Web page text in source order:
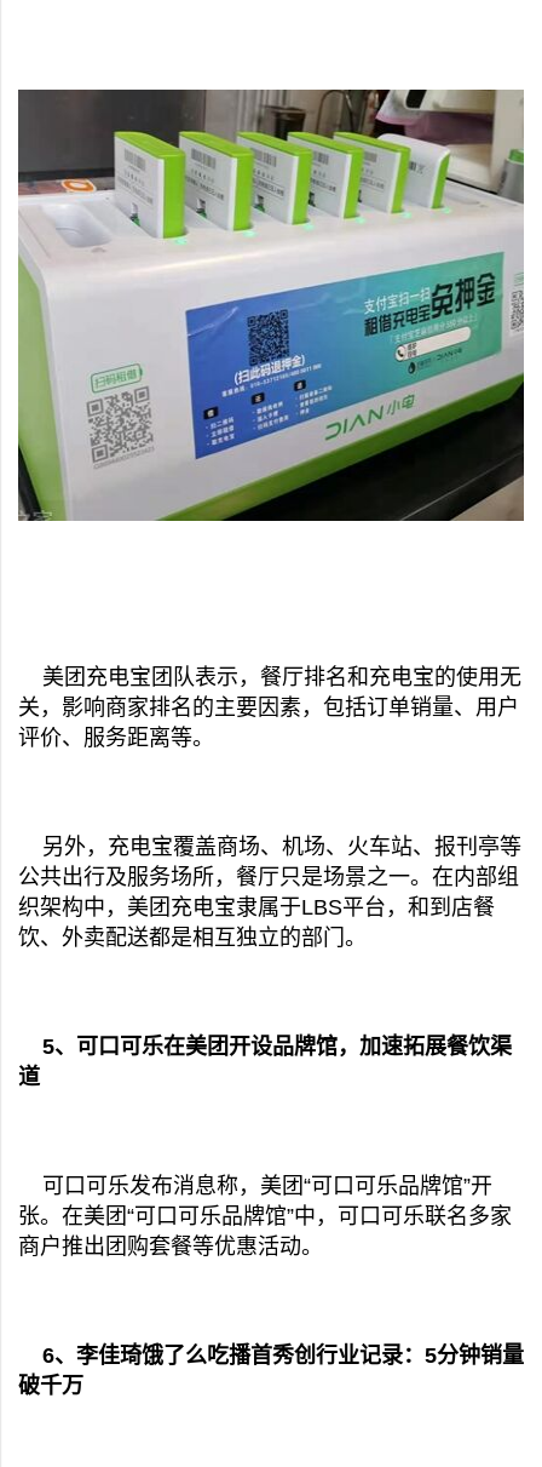
美团充电宝团队表示，餐厅排名和充电宝的使用无
关，影响商家排名的主要因素，包括订单销量、用户
评价、服务距离等。
另外，充电宝覆盖商场、机场、火车站、报刊亭等
公共出行及服务场所，餐厅只是场景之一。在内部组
织架构中，美团充电宝隶属于LBS平台，和到店餐
饮、外卖配送都是相互独立的部门。
5、可口可乐在美团开设品牌馆，加速拓展餐饮渠
道
可口可乐发布消息称，美团“可口可乐品牌馆”开
张。在美团“可口可乐品牌馆”中，可口可乐联名多家
商户推出团购套餐等优惠活动。
6、李佳琦饿了么吃播首秀创行业记录：5分钟销量
破千万